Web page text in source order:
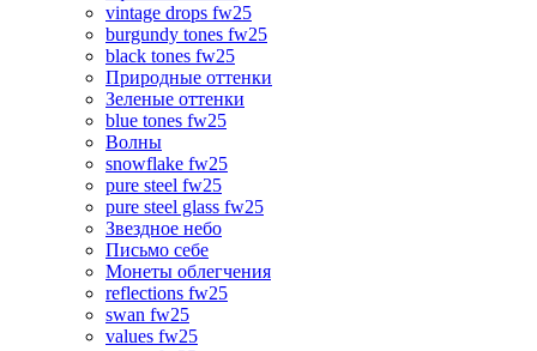
vintage drops fw25
burgundy tones fw25
black tones fw25
Природные оттенки
Зеленые оттенки
blue tones fw25
Волны
snowflake fw25
pure steel fw25
pure steel glass fw25
Звездное небо
Письмо себе
Монеты облегчения
reflections fw25
swan fw25
values fw25